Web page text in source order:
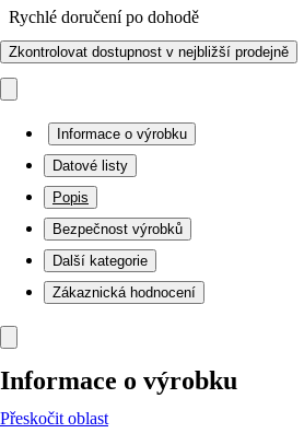
Rychlé doručení po dohodě
Zkontrolovat dostupnost v nejbližší prodejně
Informace o výrobku
Datové listy
Popis
Bezpečnost výrobků
Další kategorie
Zákaznická hodnocení
Informace o výrobku
Přeskočit oblast